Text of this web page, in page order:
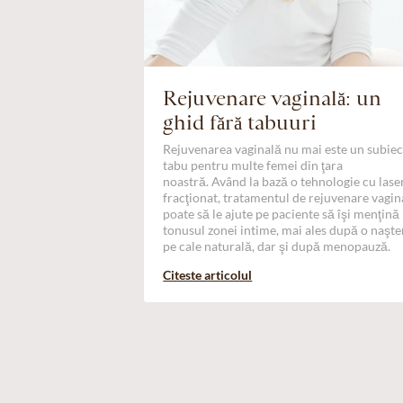
Rejuvenare vaginală: un
ghid fără tabuuri
Rejuvenarea vaginală nu mai este un
tabu pentru multe femei din ţara
noastră. Având la bază o tehnologie cu
fracţionat, tratamentul de rejuvenare
poate să le ajute pe paciente să îşi menţină
tonusul zonei intime, mai ales după o
pe cale naturală, dar şi după menopauză.
Citeste articolul